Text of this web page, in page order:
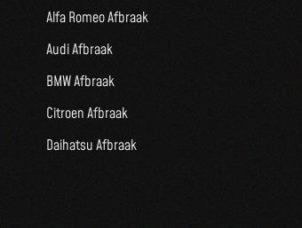
Alfa Romeo Afbraak
Audi Afbraak
BMW Afbraak
Citroen Afbraak
Daihatsu Afbraak